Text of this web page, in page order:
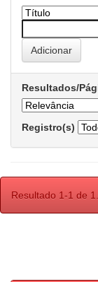
Resultados/
Registro(s)
Resultado 1-1 de 1.